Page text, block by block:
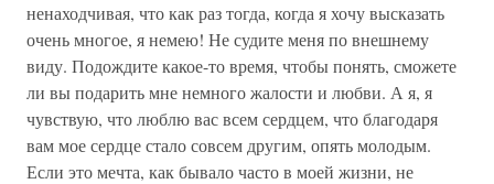
ненаходчивая, что как раз тогда, когда я хочу высказать
очень многое, я немею! Не судите меня по внешнему
виду. Подождите какое-то время, чтобы понять, сможете
ли вы подарить мне немного жалости и любви. А я, я
чувствую, что люблю вас всем сердцем, что благодаря
вам мое сердце стало совсем другим, опять молодым.
Если это мечта, как бывало часто в моей жизни, не